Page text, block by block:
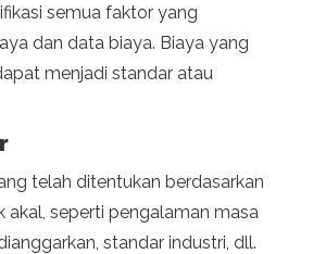
semua faktor yang
dan data biaya. Biaya yang
menjadi standar atau
telah ditentukan berdasarkan
akal, seperti pengalaman masa
standar industri, dll.